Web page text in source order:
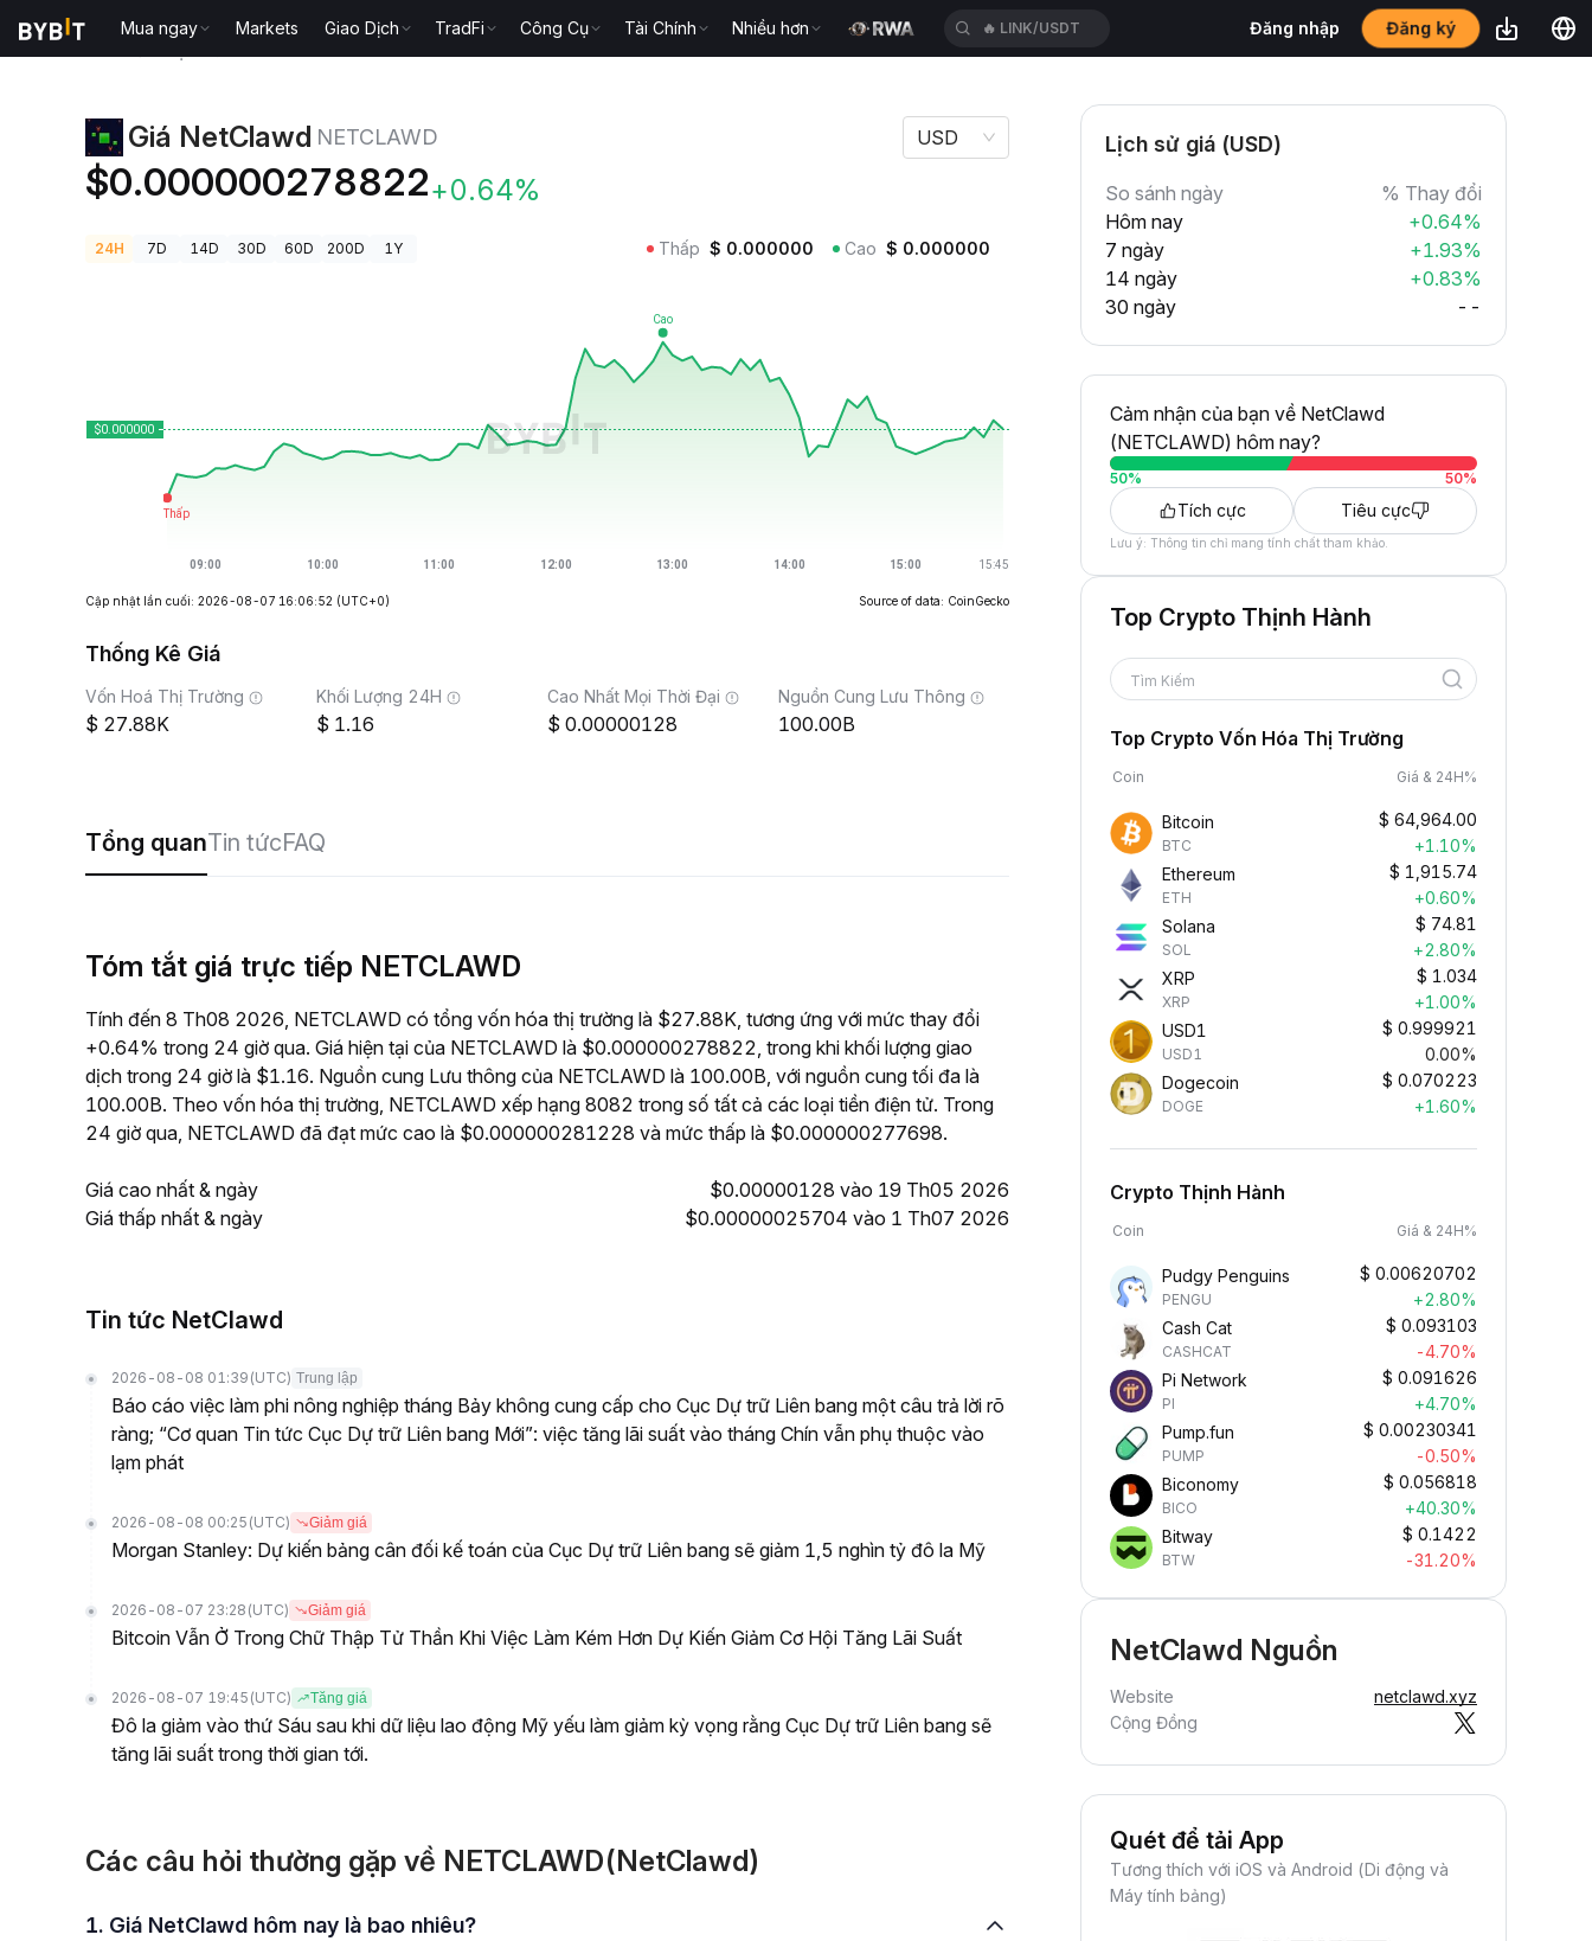
Mua ngay Markets Giao Dịch TradFi Công Cụ Tài Chính Nhiều hơn 🔥 LINK/USDT Đăng nhập Đăng ký
Giá NetClawd NETCLAWD
$0.000000278822+0.64%
USD
24H 7D 14D 30D 60D 200D 1Y Thấp $ 0.000000 Cao $ 0.000000
Cập nhật lần cuối: 2026-08-07 16:06:52 (UTC+0) Source of data: CoinGecko
Thống Kê Giá
Vốn Hoá Thị Trường
27.88K
Khối Lượng 24H
1.16
Cao Nhất Mọi Thời Đại
0.00000128
Nguồn Cung Lưu Thông
100.00B
Tổng quanTin tứcFAQ
Tóm tắt giá trực tiếp NETCLAWD
Tính đến 8 Th08 2026, NETCLAWD có tổng vốn hóa thị trường là $27.88K, tương ứng với mức thay đổi
+0.64% trong 24 giờ qua. Giá hiện tại của NETCLAWD là $0.000000278822, trong khi khối lượng giao
dịch trong 24 giờ là $1.16. Nguồn cung Lưu thông của NETCLAWD là 100.00B, với nguồn cung tối đa là
100.00B. Theo vốn hóa thị trường, NETCLAWD xếp hạng 8082 trong số tất cả các loại tiền điện tử. Trong
24 giờ qua, NETCLAWD đã đạt mức cao là $0.000000281228 và mức thấp là $0.000000277698.
Giá cao nhất & ngày
$0.00000128 vào 19 Th05 2026
Giá thấp nhất & ngày
$0.00000025704 vào 1 Th07 2026
Tin tức NetClawd
2026-08-08 01:39 (UTC) Trung lập
Báo cáo việc làm phi nông nghiệp tháng Bảy không cung cấp cho Cục Dự trữ Liên bang một câu trả lời rõ
ràng; “Cơ quan Tin tức Cục Dự trữ Liên bang Mới”: việc tăng lãi suất vào tháng Chín vẫn phụ thuộc vào
lạm phát
2026-08-08 00:25 (UTC) Giảm giá
Morgan Stanley: Dự kiến bảng cân đối kế toán của Cục Dự trữ Liên bang sẽ giảm 1,5 nghìn tỷ đô la Mỹ
2026-08-07 23:28 (UTC) Giảm giá
Bitcoin Vẫn Ở Trong Chữ Thập Tử Thần Khi Việc Làm Kém Hơn Dự Kiến Giảm Cơ Hội Tăng Lãi Suất
2026-08-07 19:45 (UTC) Tăng giá
Đô la giảm vào thứ Sáu sau khi dữ liệu lao động Mỹ yếu làm giảm kỳ vọng rằng Cục Dự trữ Liên bang sẽ
tăng lãi suất trong thời gian tới.
Các câu hỏi thường gặp về NETCLAWD(NetClawd)
1. Giá NetClawd hôm nay là bao nhiêu?
Lịch sử giá (USD)
So sánh ngày
% Thay đổi
Hôm nay
+0.64%
7 ngày
+1.93%
14 ngày
+0.83%
30 ngày
--
Cảm nhận của bạn về NetClawd
(NETCLAWD) hôm nay?
50% 50%
Tích cực Tiêu cực
Lưu ý: Thông tin chỉ mang tính chất tham khảo.
Top Crypto Thịnh Hành
Tìm Kiếm
Top Crypto Vốn Hóa Thị Trường
Coin Giá & 24H%
Bitcoin
BTC
$ 64,964.00
+1.10%
Ethereum
ETH
$ 1,915.74
+0.60%
Solana
SOL
$ 74.81
+2.80%
XRP
XRP
$ 1.034
+1.00%
USD1
USD1
$ 0.999921
0.00%
Dogecoin
DOGE
$ 0.070223
+1.60%
Crypto Thịnh Hành
Coin Giá & 24H%
Pudgy Penguins
PENGU
$ 0.00620702
+2.80%
Cash Cat
CASHCAT
$ 0.093103
-4.70%
Pi Network
PI
$ 0.091626
+4.70%
Pump.fun
PUMP
$ 0.00230341
-0.50%
Biconomy
BICO
$ 0.056818
+40.30%
Bitway
BTW
$ 0.1422
-31.20%
NetClawd Nguồn
Website
netclawd.xyz
Cộng Đồng
Quét để tải App
Tương thích với iOS và Android (Di động và
Máy tính bảng)